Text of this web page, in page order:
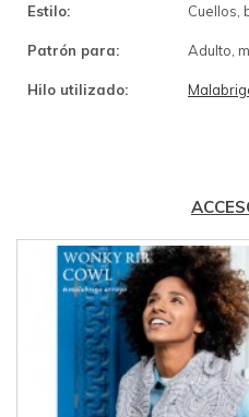
Estilo: Cuellos,
Patrón para: Adulto,
Hilo utilizado: